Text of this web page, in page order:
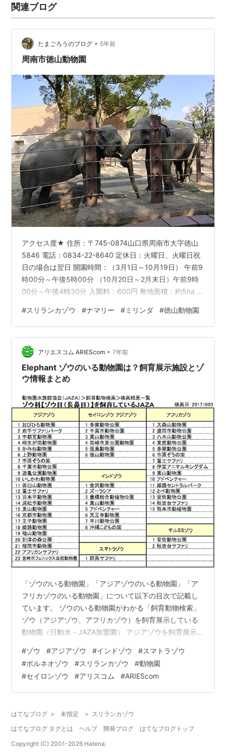
東山動物園は、フェリックスというオスが一家の大黒柱
のようだ。アシカは一夫多妻制。ニコちゃんと歳が近…
関連ブログ
たまごろうのブログ • 5年前
周南市徳山動物園
アクセス度★ 住所：〒745-0874山口県周南市大字徳山
5846 電話：0834-22-8640 定休日：火曜日、火曜日祝
日の場合は翌日 開園時間：（3月1日～10月19日） 午前9
時00分～午後5時00分 （10月20日～2月末日）午前9時
00分～午後4時30分 入園料：600円 敷地面積：約5ha 最
ルから 動物園文化会館入口で下車後すぐ（大人210
円）、歩いても20分 どんな動物園？（個人的感想）
2019年の建設当時国内最大級という、スリランカゾウ舎
があります。深さ1ｍの砂を敷き詰め、2階建てになって
いて2階の一部から屋内の様子を見る…
#スリランカゾウ #ナマリー #ミリンダ #徳山動物園
アリエスコム ARIEScom • 7年前
Elephant ゾウのいる動物園は？飼育展示施設とゾ
ウ情報まとめ
「ゾウのいる動物園」「アジアゾウのいる動物園」「ア
フリカゾウのいる動物園」について以下の目次で記載し
ています。 ゾウのいる動物園がわかる「飼育動物検索」
ゾウ（アジアゾウ、アフリカゾウ）を飼育展示している
動物園（日動水・JAZA加盟園） アジアゾウを飼育展示し
ロンゾウ / スリランカゾウのいる動物園（日動水・JAZA
加盟園）は6施設 インドゾウのいる動物園（日動水・
JAZA加盟園）は8施設 スマトラゾウのいる動物園（日動
水・JAZA加盟園）は1施設 ボルネオゾウのいる動物園
物園（日動…
#ゾウ #アジアゾウ #インドゾウ #スマトラゾウ
#ボルネオゾウ #スリランカゾウ #動物園
#セイロンゾウ #アリスコム #ARIEScom
はてなブログ > 未指定 > スリランカゾウ
はてなブログ タグとは
ヘルプ 開発ブログ
はてなブログトップ
Copyright (C) 2001-2026 Hatena.